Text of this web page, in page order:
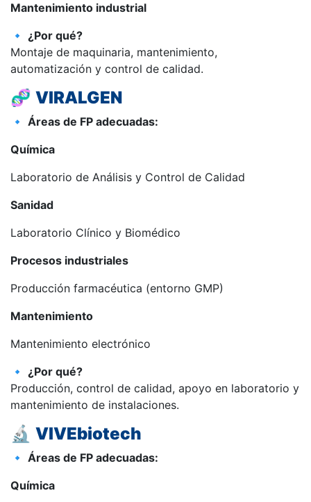
Mantenimiento industrial
🔹 ¿Por qué?
Montaje de maquinaria, mantenimiento,
automatización y control de calidad.
🧬 VIRALGEN
🔹 Áreas de FP adecuadas:
Química
Laboratorio de Análisis y Control de Calidad
Sanidad
Laboratorio Clínico y Biomédico
Procesos industriales
Producción farmacéutica (entorno GMP)
Mantenimiento
Mantenimiento electrónico
🔹 ¿Por qué?
Producción, control de calidad, apoyo en laboratorio y
mantenimiento de instalaciones.
🔬 VIVEbiotech
🔹 Áreas de FP adecuadas:
Química